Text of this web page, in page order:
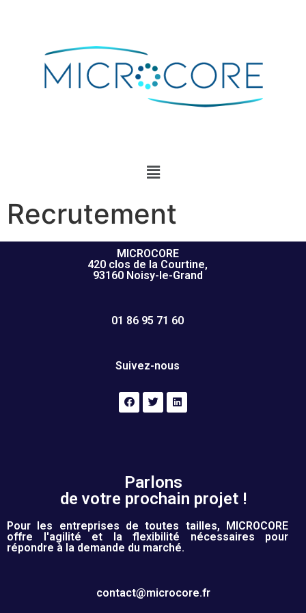
Recrutement
MICROCORE
420 clos de la Courtine,
93160 Noisy-le-Grand
01 86 95 71 60
Suivez-nous
Parlons
de votre prochain projet !
Pour les entreprises de toutes tailles, MICROCORE
offre l'agilité et la flexibilité nécessaires pour
répondre à la demande du marché.
contact@microcore.fr